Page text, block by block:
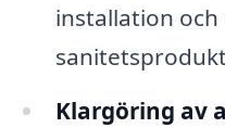
installation
Klargöring av